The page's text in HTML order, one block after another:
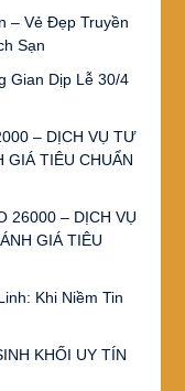
– Vẻ Đẹp Truyền
Sạn
Gian Dịp Lễ 30/4
– DỊCH VỤ TƯ
GIÁ TIÊU CHUẨN
26000 – DỊCH VỤ
GIÁ TIÊU
Khi Niềm Tin
KHỐI UY TÍN